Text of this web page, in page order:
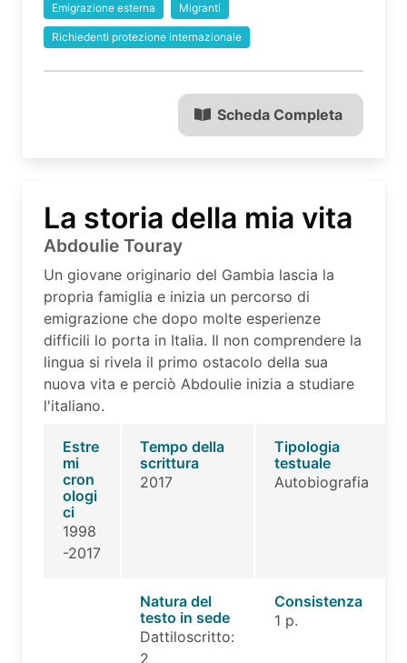
Emigrazione esterna Migranti
Richiedenti protezione internazionale
Scheda Completa
La storia della mia vita
Abdoulie Touray
Un giovane originario del Gambia lascia la
propria famiglia e inizia un percorso di
emigrazione che dopo molte esperienze
difficili lo porta in Italia. Il non comprendere la
lingua si rivela il primo ostacolo della sua
nuova vita e perciò Abdoulie inizia a studiare
l'italiano.
Estre
mi
cron
ologi
ci
1998
-2017
Tempo della
scrittura
2017
Tipologia
testuale
Autobiografia
Natura del
testo in sede
Dattiloscritto:
2
Consistenza
1 p.